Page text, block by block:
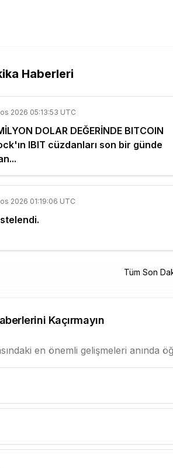
Haberleri
2026 05:13:53 UTC
DOLAR DEĞERİNDE BITCOIN
IBIT cüzdanları son bir günde
2026 01:19:06 UTC
Tüm Son
Kaçırmayın
en önemli gelişmeleri anında